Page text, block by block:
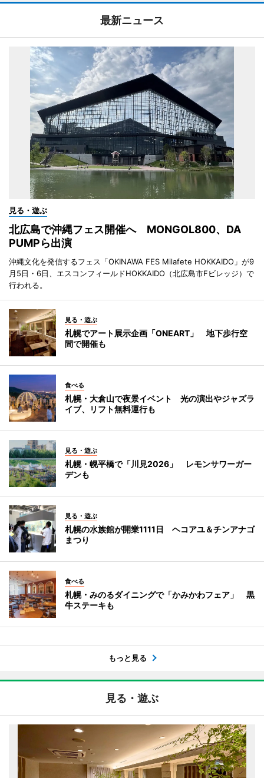
最新ニュース
見る・遊ぶ
北広島で沖縄フェス開催へ MONGOL800、DA
PUMPら出演
沖縄文化を発信するフェス「OKINAWA FES Milafete HOKKAIDO」が9
月5日・6日、エスコンフィールドHOKKAIDO（北広島市Fビレッジ）で
行われる。
見る・遊ぶ
札幌でアート展示企画「ONEART」 地下歩行空
間で開催も
食べる
札幌・大倉山で夜景イベント 光の演出やジャズラ
イブ、リフト無料運行も
見る・遊ぶ
札幌・幌平橋で「川見2026」 レモンサワーガー
デンも
見る・遊ぶ
札幌の水族館が開業1111日 ヘコアユ＆チンアナゴ
まつり
食べる
札幌・みのるダイニングで「かみかわフェア」 黒
牛ステーキも
もっと見る
見る・遊ぶ